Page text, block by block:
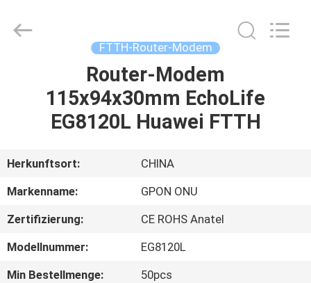
PRODUKTE
ÜBER
UNS
FABRIK-
AUSFLUG
LIMITED.
FTTH-Router-Modem
Router-Modem
115x94x30mm EchoLife
EG8120L Huawei FTTH
Herkunftsort:
CHINA
Markenname:
GPON ONU
Zertifizierung:
CE ROHS Anatel
Modellnummer:
EG8120L
Min Bestellmenge:
50pcs